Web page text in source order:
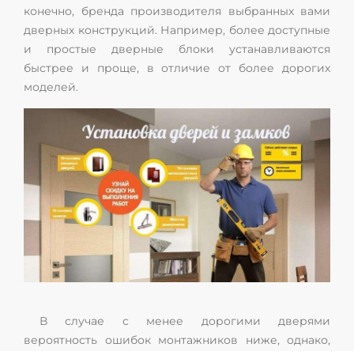
конечно, бренда производителя выбранных вами
дверных конструкций. Например, более доступные
и простые дверные блоки устанавливаются
быстрее и проще, в отличие от более дорогих
моделей.
В случае с менее дорогими дверями
вероятность ошибок монтажников ниже, однако,